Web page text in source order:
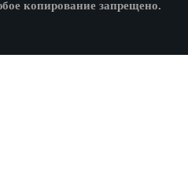
копирование запрещено.